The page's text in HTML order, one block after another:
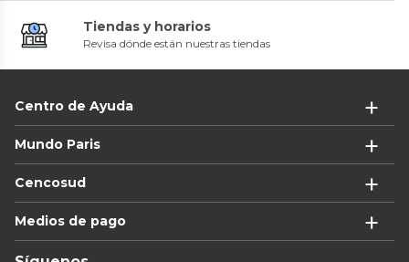
Tiendas y horarios
Revisa dónde están nuestras tiendas
Centro de Ayuda
Mundo Paris
Cencosud
Medios de pago